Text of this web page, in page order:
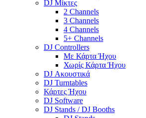
DJ Μίκτες
2 Channels
3 Channels
4 Channels
5+ Channels
DJ Controllers
Με Κάρτα Ήχου
Χωρίς Κάρτα Ήχου
DJ Ακουστικά
DJ Turntables
Κάρτες Ήχου
DJ Software
DJ Stands / DJ Booths